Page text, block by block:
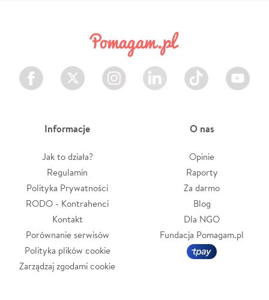
Facebook Twitter Instagram LinkedIn TikTok Youtube
Informacje
Jak to działa?
Regulamin
Polityka Prywatności
RODO - Kontrahenci
Kontakt
Porównanie serwisów
Polityka plików cookie
Zarządzaj zgodami cookie
O nas
Opinie
Raporty
Za darmo
Blog
Dla NGO
Fundacja Pomagam.pl